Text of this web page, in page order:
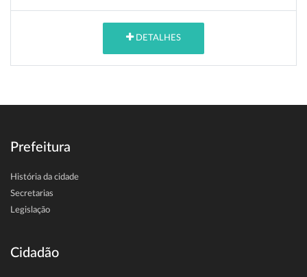
DETALHES
Prefeitura
História da cidade
Secretarias
Legislação
Cidadão